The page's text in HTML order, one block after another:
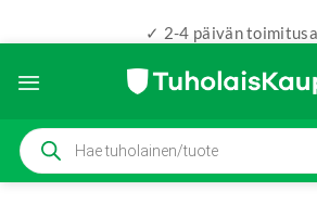
Products
search
✓ 2-4 päivän